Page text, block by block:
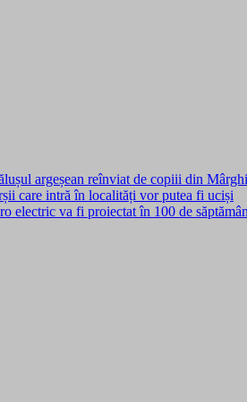
argeșean reînviat de copiii din
care intră în localități vor putea fi uciși
electric va fi proiectat în 100 de